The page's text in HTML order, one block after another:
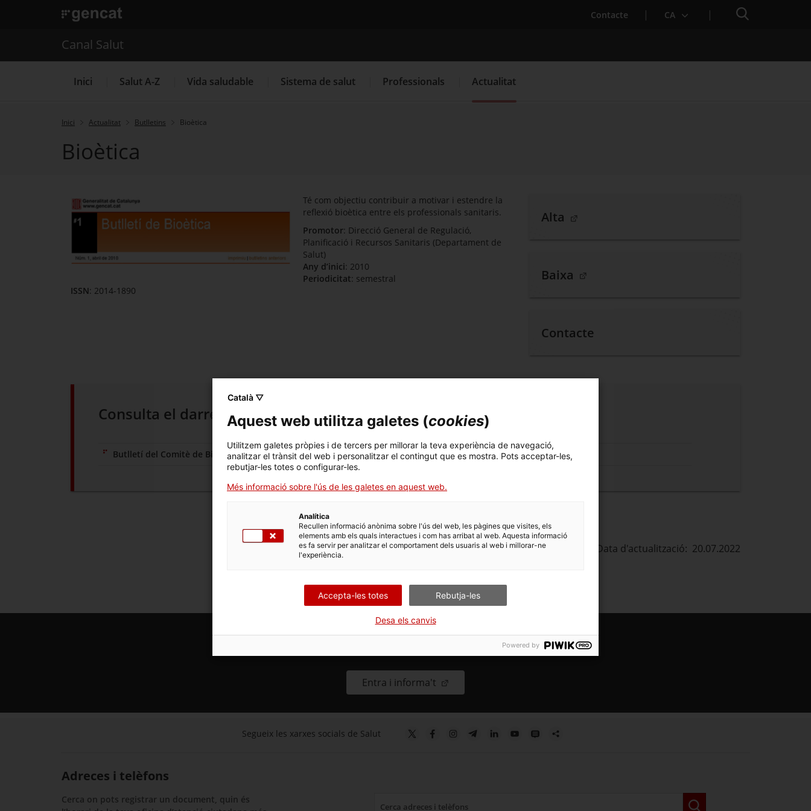
. Obre en una nova finestra. Contacte CA Cercador
Cercador
Canal Salut
Inici Salut A-Z Vida saludable Sistema de salut Professionals Actualitat
. Obre en una nova finestra.
Inici Actualitat Butlletins Bioètica
Bioètica
Té com objectiu contribuir a motivar i estendre la
reflexió bioètica entre els professionals sanitaris.
Promotor: Direcció General de Regulació,
Planificació i Recursos Sanitaris (Departament de
Salut)
Any d’inici: 2010
Periodicitat: semestral
ISSN: 2014-1890
Alta . Obre en una nova finestra.
Baixa . Obre en una nova finestra.
Contacte
Consulta el darrer butlletí
Butlletí del Comitè de Bioètica número 32 Articles anteriors
Data d'actualització: 20.07.2022
Protegiu-vos de la calor
Entra i informa't . Obre en una nova finestra.
Segueix les xarxes socials de Salut
Adreces i telèfons
Cerca on pots registrar un document, quin és
Català ▽
Aquest web utilitza galetes (cookies)
Utilitzem galetes pròpies i de tercers per millorar la teva experiència de navegació,
analitzar el trànsit del web i personalitzar el contingut que es mostra. Pots acceptar-les,
rebutjar-les totes o configurar-les.
Més informació sobre l'ús de les galetes en aquest web.
Analítica
Recullen informació anònima sobre l'ús del web, les pàgines que visites, els
elements amb els quals interactues i com has arribat al web. Aquesta informació
es fa servir per analitzar el comportament dels usuaris al web i millorar-ne
l'experiència.
Accepta-les totes Rebutja-les
Desa els canvis
Powered by